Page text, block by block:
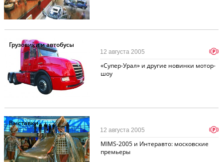
Грузовики и автобусы
«Супер-Урал» и другие новинки мотор-
шоу
12 августа 2005 p
Выставки
MIMS-2005 и Интеравто: московские
премьеры
12 августа 2005 p